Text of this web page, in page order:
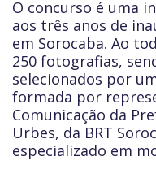
O concurso é uma
aos três anos de
em Sorocaba. Ao
250 fotografias,
selecionados por
formada por
Comunicação da
Urbes, da BRT
especializado em